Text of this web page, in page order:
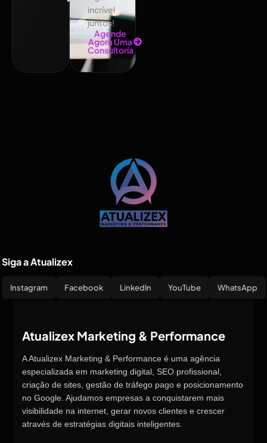
incrível
juntos!
Agende
Agora Uma
Consultoria
Siga a Atualizex
Instagram Facebook LinkedIn YouTube WhatsApp
Atualizex Marketing & Performance
A Atualizex Marketing & Performance é uma agência
especializada em marketing digital, SEO profissional,
criação de sites, gestão de tráfego pago e posicionamento
no Google. Ajudamos empresas a conquistarem mais
visibilidade na internet, gerar novos clientes e crescer
através de estratégias digitais inteligentes.